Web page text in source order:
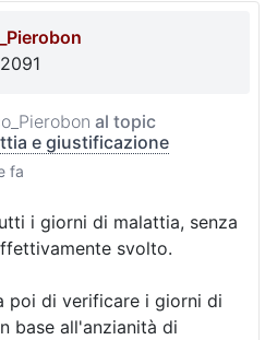
al topic
e giustificazione
fa
i giorni di malattia, senza
svolto.
poi di verificare i giorni di
base all'anzianità di